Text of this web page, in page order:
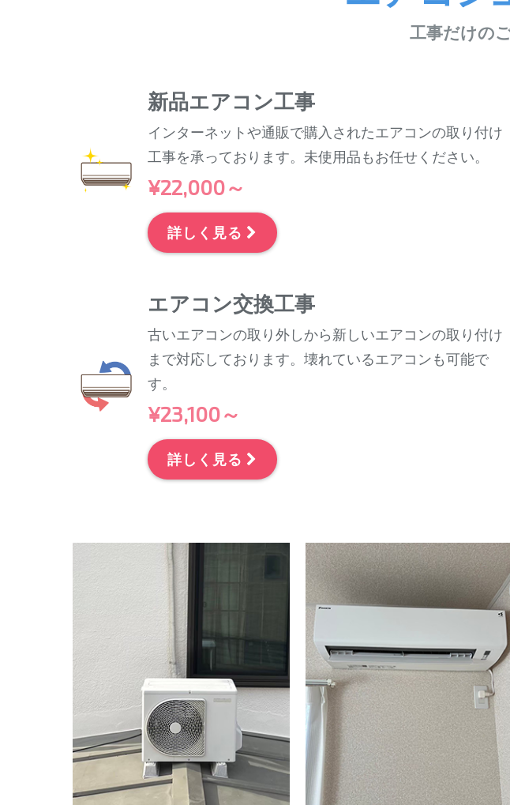
工事だけの
新品エアコン工事
インターネットや通販で購入されたエアコンの取り付け
工事を承っております。未使用品もお任せください。
¥22,000～
詳しく見る
エアコン交換工事
古いエアコンの取り外しから新しいエアコンの取り付け
まで対応しております。壊れているエアコンも可能で
す。
¥23,100～
詳しく見る